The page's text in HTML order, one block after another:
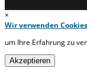
×
Wir verwenden
um Ihre Erfahrung zu
Akzeptieren